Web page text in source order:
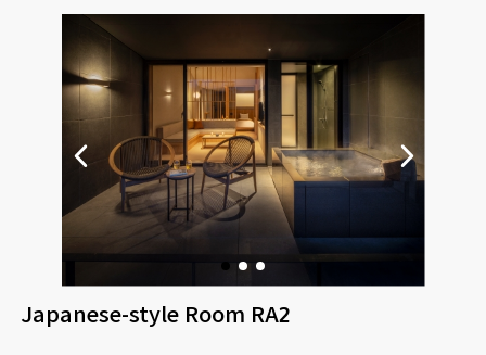
Japanese-style Room RA2